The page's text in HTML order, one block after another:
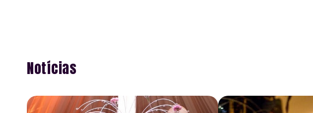
Notícias